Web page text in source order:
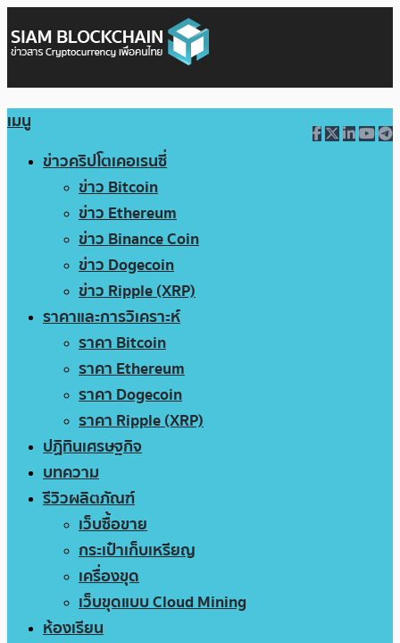
เมนู
ข่าวคริปโตเคอเรนซี่
ข่าว Bitcoin
ข่าว Ethereum
ข่าว Binance Coin
ข่าว Dogecoin
ข่าว Ripple (XRP)
ราคาและการวิเคราะห์
ราคา Bitcoin
ราคา Ethereum
ราคา Dogecoin
ราคา Ripple (XRP)
ปฏิทินเศรษฐกิจ
บทความ
รีวิวผลิตภัณฑ์
เว็บซื้อขาย
กระเป๋าเก็บเหรียญ
เครื่องขุด
เว็บขุดแบบ Cloud Mining
ห้องเรียน